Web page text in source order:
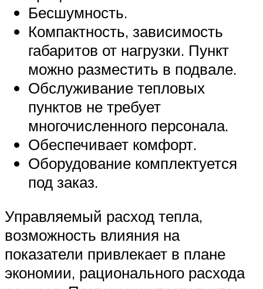
Бесшумность.
Компактность, зависимость
габаритов от нагрузки. Пункт
можно разместить в подвале.
Обслуживание тепловых
пунктов не требует
многочисленного персонала.
Обеспечивает комфорт.
Оборудование комплектуется
под заказ.
Управляемый расход тепла,
возможность влияния на
показатели привлекает в плане
экономии, рационального расхода